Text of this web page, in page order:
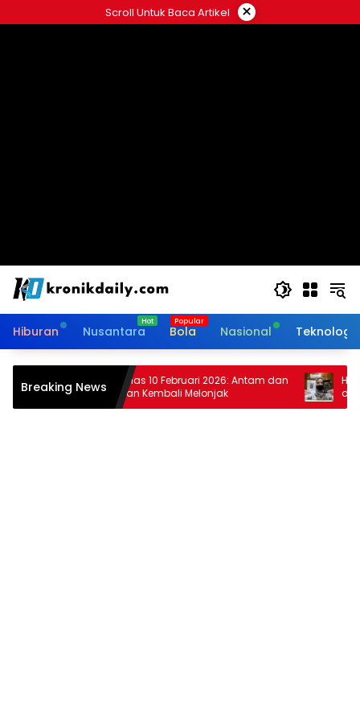
ke
Scroll Untuk Baca Artikel ×
Hiburan Nusantara Bola Nasional Teknologi
Breaking NewsHarga Emas 10 Februari 2026: Antam dan
Pegadaian Kembali Melonjak
Harga
dan